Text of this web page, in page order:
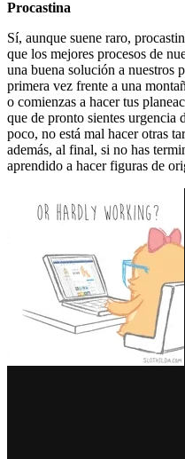
Procastina
Sí, aunque suene raro,
que los mejores procesos de
una buena solución a nuestros
primera vez frente a una
o comienzas a hacer tus
que de pronto sientes urgencia
poco, no está mal hacer otras
además, al final, si no has
aprendido a hacer figuras de